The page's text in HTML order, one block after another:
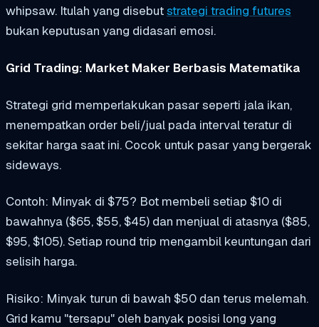
whipsaw. Itulah yang disebutstrategi trading futures
bukan keputusan yang didasari emosi.
Grid Trading: Market Maker Berbasis Matematika
Strategi grid memperlakukan pasar seperti jala ikan,
menempatkan order beli/jual pada interval teratur di
sekitar harga saat ini. Cocok untuk pasar yang bergerak
sideways.
Contoh: Minyak di $75? Bot membeli setiap $10 di
bawahnya ($65, $55, $45) dan menjual di atasnya ($85,
$95, $105). Setiap round trip mengambil keuntungan dari
selisih harga.
Risiko: Minyak turun di bawah $50 dan terus melemah.
Grid kamu "tersapu" oleh banyak posisi long yang